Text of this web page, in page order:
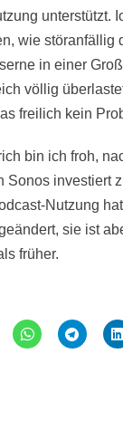
unterstützt.
wie störanfällig
in einer
völlig
freilich kein
bin ich froh,
Sonos investiert
Nutzung
sie ist
früher.